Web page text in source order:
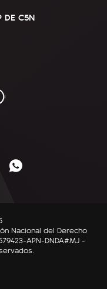
DE C5N
Nacional del Derecho
APN-DNDA#MJ -